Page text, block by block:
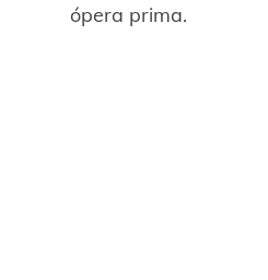
ópera prima.